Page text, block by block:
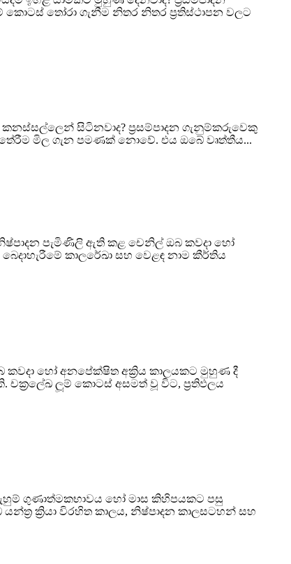
කොටස් තෝරා ගැනීම නිතර නිතර ප්‍රතිස්ථාපන වලට
කනස්සල්ලෙන් සිටිනවාද? ප්‍රසම්පාදන ගැනුම්කරුවෙකු
තේරීම මිල ගැන පමණක් නොවේ. එය ඔබේ වෘත්තීය...
පැමිණිලි ඇති කළ චෙනිල් ඔබ කවදා හෝ
කාලරේඛා සහ වෙළඳ නාම කීර්තිය
කවදා හෝ අනපේක්ෂිත අක්‍රිය කාලයකට මුහුණ දී
චක්‍රලේඛ ලූම් කොටස් අසමත් වූ විට, ප්‍රතිඵලය
ගුණාත්මකභාවය හෝ මාස කිහිපයකට පසු
ක්‍රියා විරහිත කාලය, නිෂ්පාදන කාලසටහන් සහ